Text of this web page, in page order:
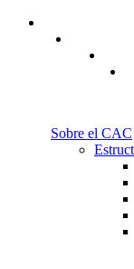
Pasar al contenido
Sobre el CAC